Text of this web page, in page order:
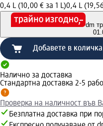
0,4 L (10,00 € за 1 L)0,4 L
dm
Добавете в количка
Налично за доставка
Стандартна доставка 2-5
Проверка на наличност във
Безплатна доставка при